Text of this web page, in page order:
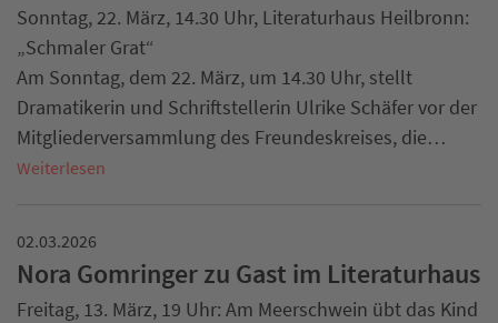
Sonntag, 22. März, 14.30 Uhr, Literaturhaus Heilbronn:
„Schmaler Grat“
Am Sonntag, dem 22. März, um 14.30 Uhr, stellt
Dramatikerin und Schriftstellerin Ulrike Schäfer vor der
Mitgliederversammlung des Freundeskreises, die…
Weiterlesen
02.03.2026
Nora Gomringer zu Gast im Literaturhaus
Freitag, 13. März, 19 Uhr: Am Meerschwein übt das Kind